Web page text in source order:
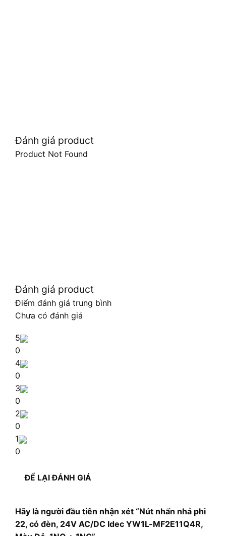
Đánh giá product
Product Not Found
Đánh giá product
Điểm đánh giá trung bình
Chưa có đánh giá
5
0
4
0
3
0
2
0
1
0
ĐỂ LẠI ĐÁNH GIÁ
Hãy là người đầu tiên nhận xét “Nút nhấn nhả phi
22, có đèn, 24V AC/DC Idec YW1L-MF2E11Q4R,